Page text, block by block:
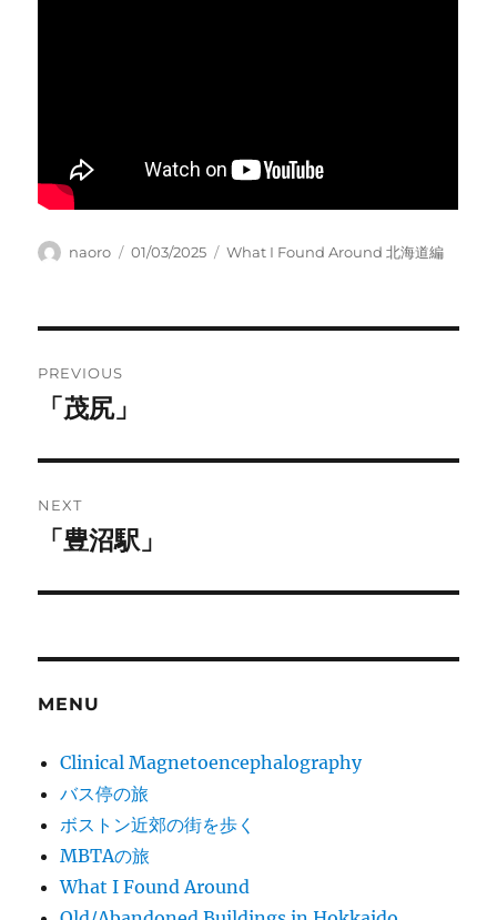
Author
naoro
Posted
01/03/2025 Categories
What I Found Around 北海道編
navigation
PREVIOUS
Previous
「茂尻」
NEXT
Next
「豊沼駅」
MENU
Clinical Magnetoencephalography
バス停の旅
ボストン近郊の街を歩く
MBTAの旅
What I Found Around